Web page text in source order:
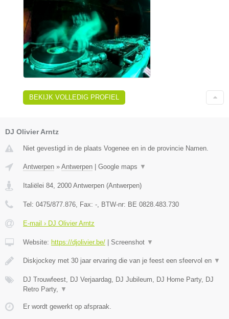
BEKIJK VOLLEDIG PROFIEL
DJ Olivier Arntz
Niet gevestigd in de plaats Vogenee en in de provincie Namen.
Antwerpen » Antwerpen Google maps ▼
Italiëlei 84, 2000 Antwerpen (Antwerpen)
Tel: 0475/877.876, Fax: -, BTW-nr: BE 0828.483.730
E-mail › DJ Olivier Arntz
Website: https://djolivier.be/ Screenshot ▼
Diskjockey met 30 jaar ervaring die van je feest een sfeervol en ▼
DJ Trouwfeest, DJ Verjaardag, DJ Jubileum, DJ Home Party, DJ
Retro Party, ▼
Er wordt gewerkt op afspraak.